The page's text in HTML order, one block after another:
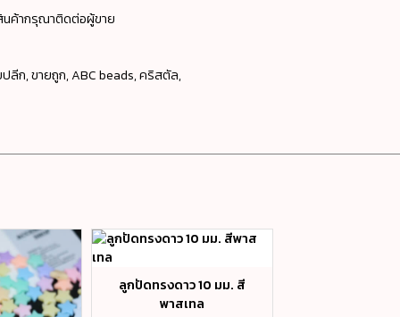
นค้ากรุณาติดต่อผู้ขาย
ลีก, ขายถูก, ABC beads, คริสตัล,
ลูกปัดทรงดาว 10 มม. สี
พาสเทล